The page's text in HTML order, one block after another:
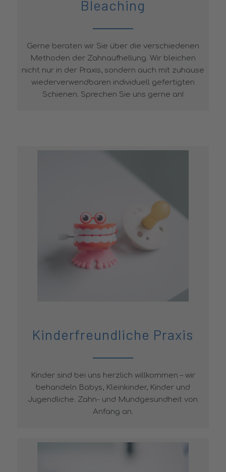
Bleaching
Gerne beraten wir Sie über die verschiedenen
Methoden der Zahnaufhellung. Wir bleichen
nicht nur in der Praxis, sondern auch mit zuhause
wiederverwendbaren individuell gefertigten
Schienen. Sprechen Sie uns gerne an!
Kinderfreundliche Praxis
Kinder sind bei uns herzlich willkommen – wir
behandeln Babys, Kleinkinder, Kinder und
Jugendliche. Zahn- und Mundgesundheit von
Anfang an.